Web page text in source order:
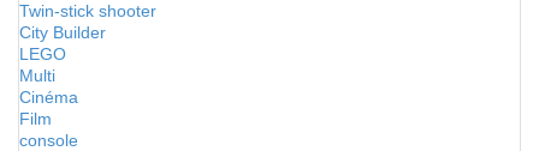
Twin-stick shooter
City Builder
LEGO
Multi
Cinéma
Film
console